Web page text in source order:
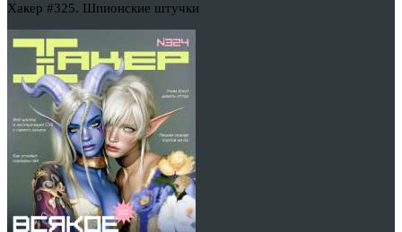
Хакер #325. Шпионские штучки